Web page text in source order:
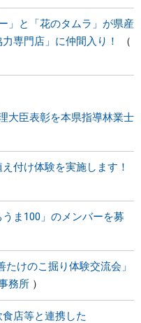
」と「花のタムラ」が県産
専門店」に仲間入り！
大臣表彰を本県指導林業士
付け体験を実施します！
ま100」のメンバーを募
けのこ掘り体験交流会」
務所
店等と連携した